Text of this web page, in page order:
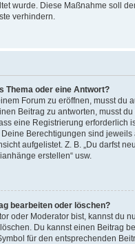
wurde. Diese Maßnahme soll
verhindern.
Thema oder eine Antwort?
Forum zu eröffnen, musst du
Beitrag zu antworten, musst du
eine Registrierung erforderlich
Berechtigungen sind jeweils
aufgelistet. Z. B. „Du darfst
erstellen“ usw.
bearbeiten oder löschen?
oder Moderator bist, kannst du
Du kannst einen Beitrag
für den entsprechenden